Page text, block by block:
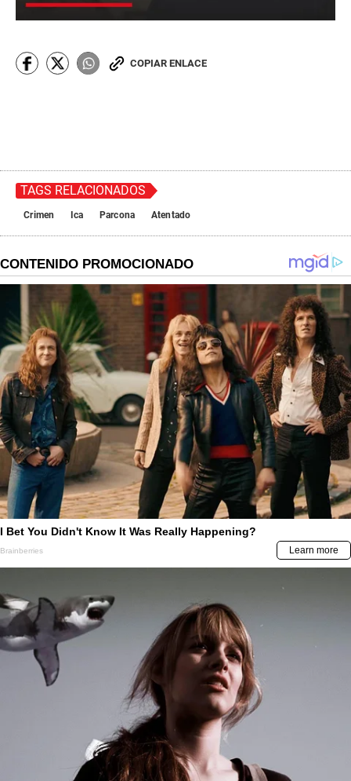
COPIAR ENLACE
TAGS RELACIONADOS
Crimen Ica Parcona Atentado